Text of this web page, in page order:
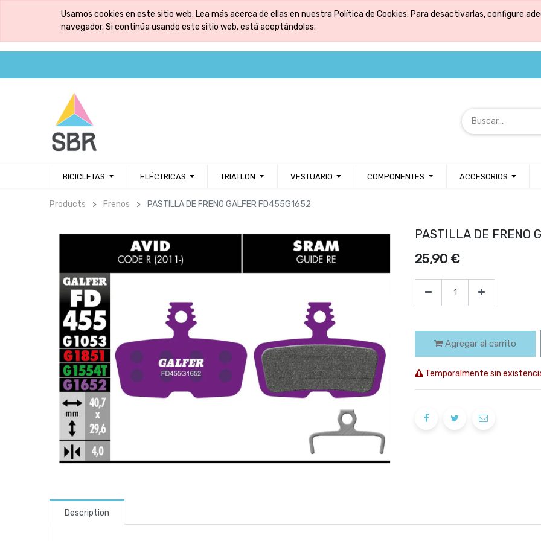
Usamos cookies en este sitio web. Lea más acerca de ellas en nuestra Política de Cookies. Para desactivarlas, configure
navegador. Si continúa usando este sitio web, está aceptándolas.
BICICLETAS ELÉCTRICAS TRIATLON VESTUARIO COMPONENTES ACCESORIOS
Products Frenos PASTILLA DE FRENO GALFER FD455G1652
PASTILLA DE FRENO
25,90 €
Agregar al carrito
Temporalmente sin
Description